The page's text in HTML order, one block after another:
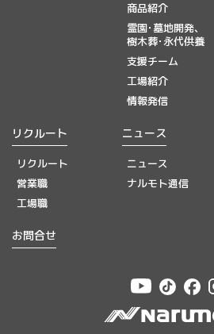
商品紹介
霊園･墓地開発、
樹木葬･永代供養
支援チーム
工場紹介
情報発信
リクルート
リクルート
営業職
工場職
ニュース
ニュース
ナルモト通信
お問合せ